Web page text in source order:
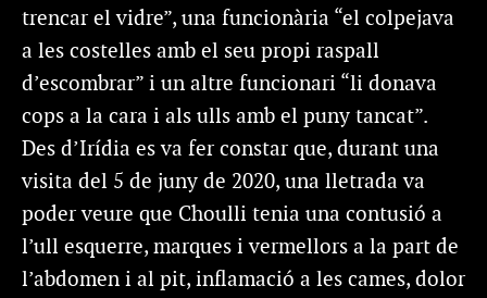
trencar el vidre”, una funcionària “el colpejava
a les costelles amb el seu propi raspall
d’escombrar” i un altre funcionari “li donava
cops a la cara i als ulls amb el puny tancat”.
Des d’Irídia es va fer constar que, durant una
visita del 5 de juny de 2020, una lletrada va
poder veure que Choulli tenia una contusió a
l’ull esquerre, marques i vermellors a la part de
l’abdomen i al pit, inflamació a les cames, dolor